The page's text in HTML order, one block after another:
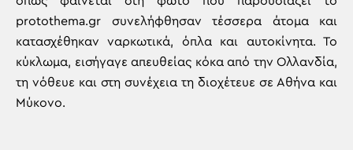
protothema.gr συνελήφθησαν τέσσερα άτομα και
κατασχέθηκαν ναρκωτικά, όπλα και αυτοκίνητα. Το
κύκλωμα, εισήγαγε απευθείας κόκα από την Ολλανδία,
τη νόθευε και στη συνέχεια τη διοχέτευε σε Αθήνα και
Μύκονο.